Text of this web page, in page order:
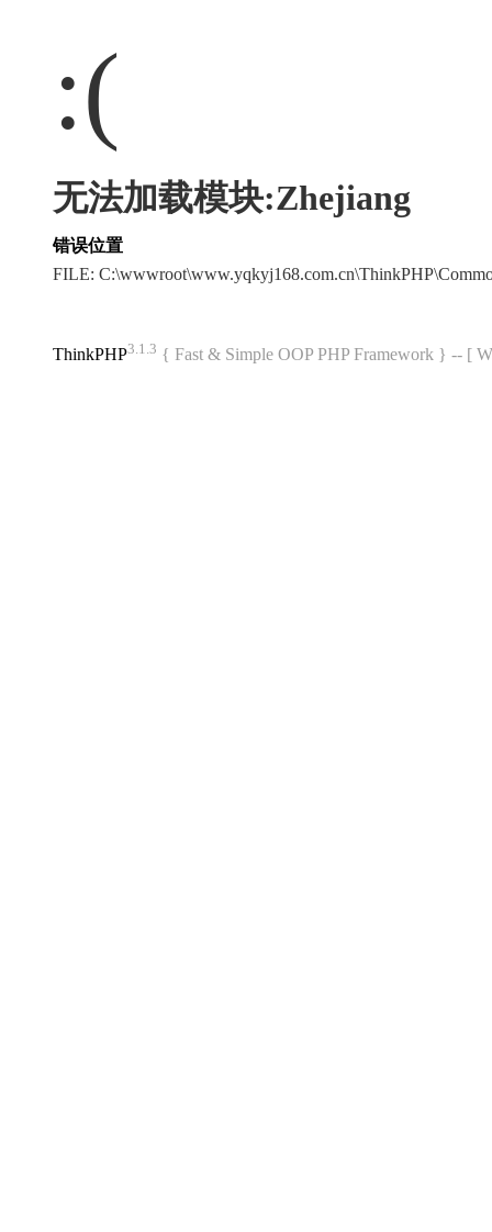
:(
无法加载模块:Zhejiang
错误位置
FILE:
ThinkPHP3.1.3 { Fast & Simple OOP PHP Framework } -- [